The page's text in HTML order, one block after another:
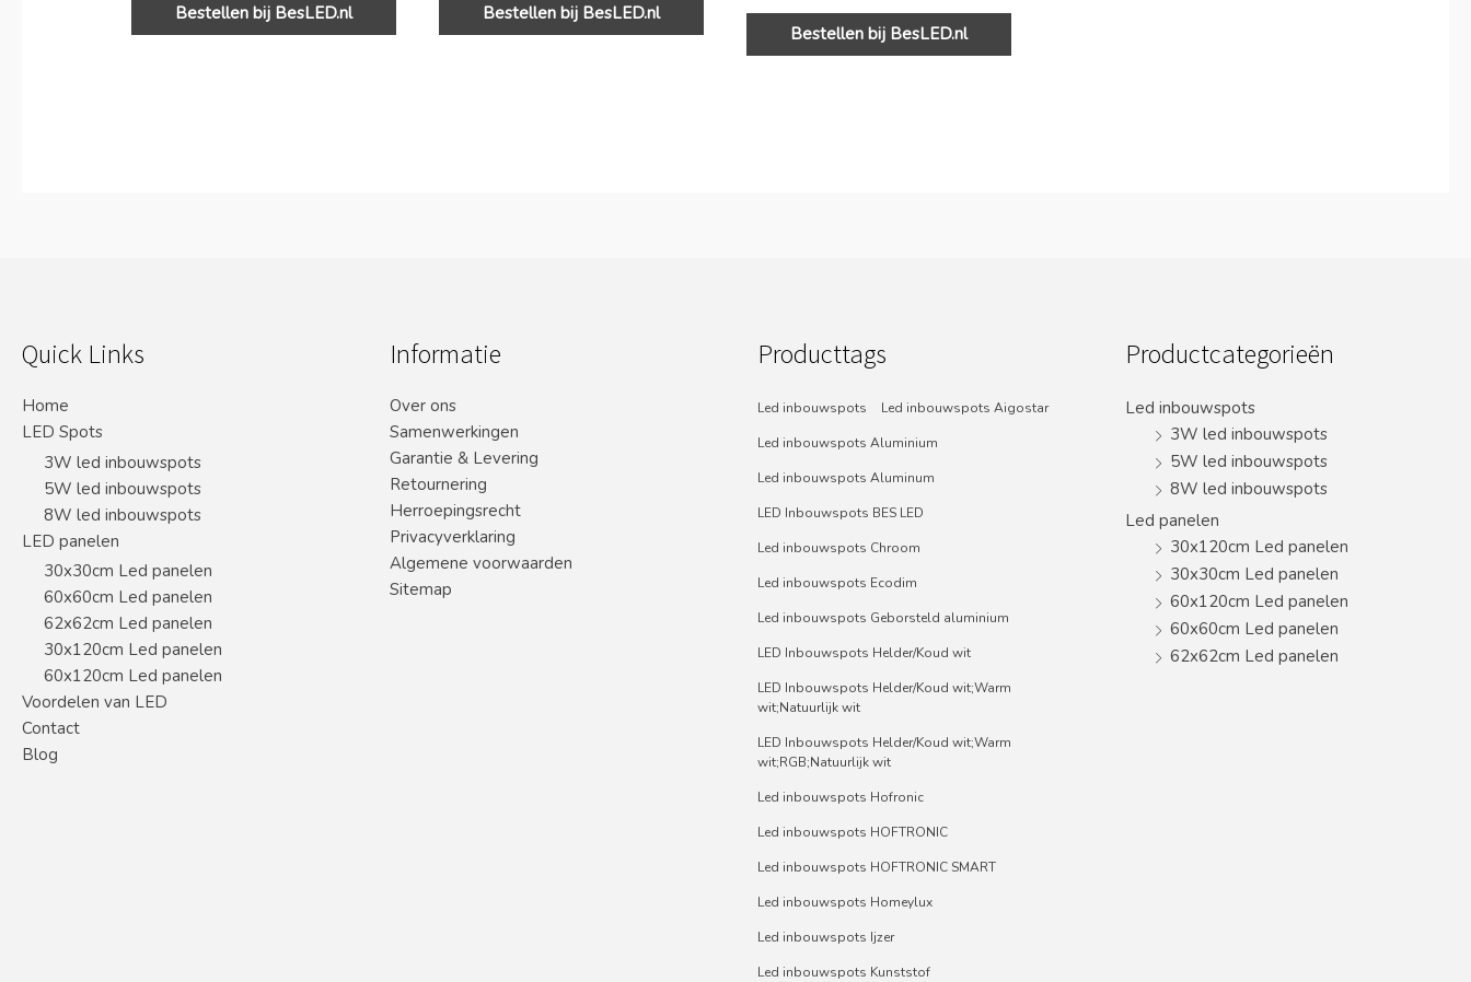
Bestellen bij BesLED.nl Bestellen bij BesLED.nl
Bestellen bij BesLED.nl
Quick Links
Home
LED Spots
3W led inbouwspots
5W led inbouwspots
8W led inbouwspots
LED panelen
30x30cm Led panelen
60x60cm Led panelen
62x62cm Led panelen
30x120cm Led panelen
60x120cm Led panelen
Voordelen van LED
Contact
Blog
Informatie
Over ons
Samenwerkingen
Garantie & Levering
Retournering
Herroepingsrecht
Privacyverklaring
Algemene voorwaarden
Sitemap
Producttags
Led inbouwspots
Led inbouwspots Aigostar
Led inbouwspots Aluminium
Led inbouwspots Aluminum
LED Inbouwspots BES LED
Led inbouwspots Chroom
Led inbouwspots Ecodim
Led inbouwspots Geborsteld aluminium
LED Inbouwspots Helder/Koud wit
LED Inbouwspots Helder/Koud wit;Warm
wit;Natuurlijk wit
LED Inbouwspots Helder/Koud wit;Warm
wit;RGB;Natuurlijk wit
Led inbouwspots Hofronic
Led inbouwspots HOFTRONIC
Led inbouwspots HOFTRONIC SMART
Led inbouwspots Homeylux
Led inbouwspots Ijzer
Led inbouwspots Kunststof
Productcategorieën
Led inbouwspots
3W led inbouwspots
5W led inbouwspots
8W led inbouwspots
Led panelen
30x120cm Led panelen
30x30cm Led panelen
60x120cm Led panelen
60x60cm Led panelen
62x62cm Led panelen